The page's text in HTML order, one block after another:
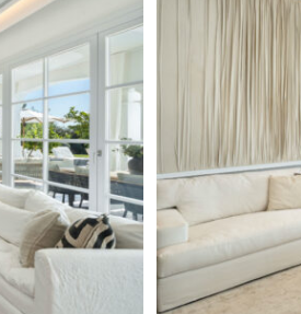
dos zonas de
de vida
se compone
de colinas,
residentes
por su
al lago.
carácter
el
Las